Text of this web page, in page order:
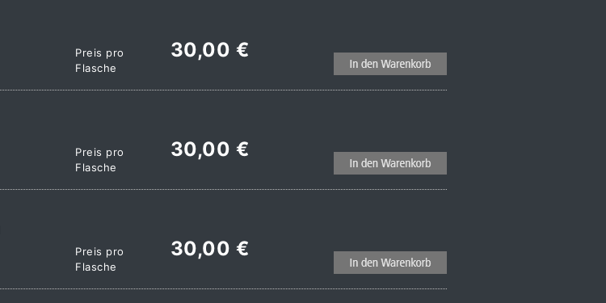
30,00 €
Preis pro
Flasche
30,00 €
Preis pro
Flasche
30,00 €
Preis pro
Flasche